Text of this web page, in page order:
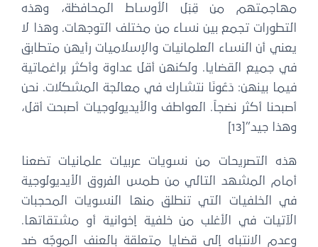
مهاجمتهم من قِبَل الأوساط المحافظة، وهذه
التطورات تجمع بين نساء من مختلف التوجهات. وهذا لا
يعني أن النساء العلمانيات والإسلاميات رأيهن متطابق
في جميع القضايا. ولكنهن أقل عداوة وأكثر براغماتية
فيما بينهن: دَعُونَا نتشارك في معالجة المشكلات. نحن
أصبحنا أكثر نضجاً. العواطف والأيديولوجيات أصبحت أقل،
وهذا جيد”[13]
هذه التصريحات من نسويات عربيات علمانيات تضعنا
أمام المشهد التالي من طمس الفروق الأيديولوجية
في الخلفيات التي تنطلق منها النسويات المحجبات
الآتيات في الأغلب من خلفية إخوانية أو مشتقاتها.
وعدم الانتباه إلى قضايا متعلقة بالعنف الموجّه ضد